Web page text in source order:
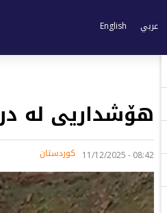
عربي English
هۆشداریی لە
08:42 - 11/12/2025 کوردستان